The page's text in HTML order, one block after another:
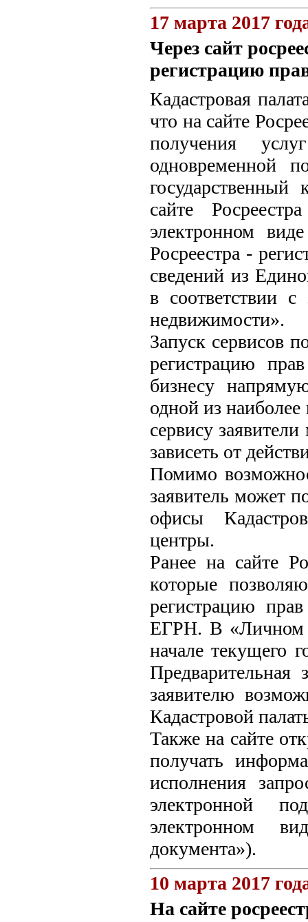
17 марта 2017
Через сайт
регистрацию
Кадастровая
что на сайте
получения
одновременной
сайте
электронном
Росреестра -
сведений из
в соответствии с
недвижимости».
Запуск сервисов
регистрацию
бизнесу
одной из наиболее
сервису
зависеть от
Помимо
заявитель может
офисы
центры.
Ранее на сайте
которые
регистрацию
ЕГРН. В «Личном
начале текущего
Предварительная
заявителю
Кадастровой
Также на сайте
получать
исполнения
электронной
электронном
документа»).
10 марта 2017
На сайте